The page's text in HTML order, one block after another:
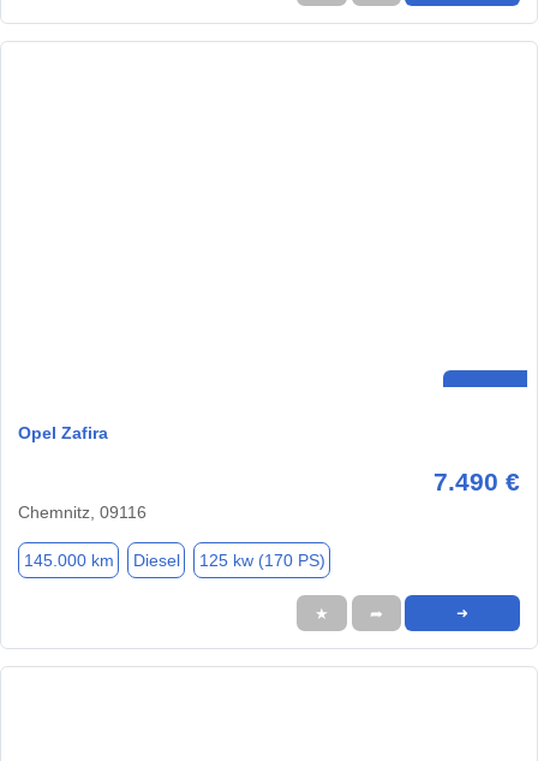
Opel Zafira
7.490 €
Chemnitz, 09116
145.000 km Diesel 125 kw (170 PS)
★ ➦ ➜